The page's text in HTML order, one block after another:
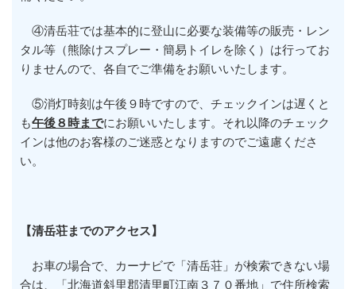
④清岳荘では基本的に登山に必要な装備等の販売・レン
タル等（熊除けスプレー・簡易トイレを除く）は行ってお
りませんので、各自でご準備をお願いいたします。
⑤消灯時刻は午後９時ですので、チェックインは遅くと
も午後８時までにお願いいたします。それ以降のチェック
インは他のお客様のご迷惑となりますのでご遠慮くださ
い。
【清岳荘までのアクセス】
お車の場合で、カーナビで「清岳荘」が検索できない場
合は、「北海道斜里郡清里町江南３７０番地」で住所検索